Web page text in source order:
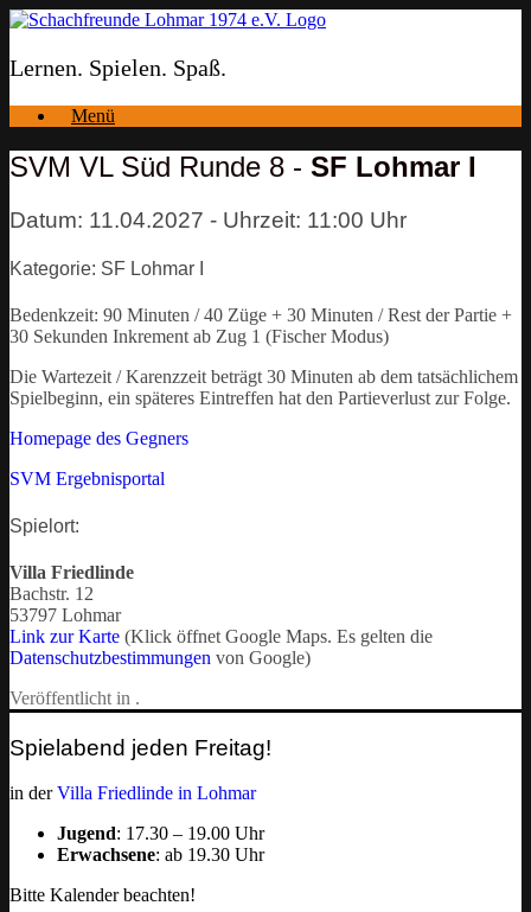
Zum
springen
Lernen. Spielen. Spaß.
Menü
SVM VL Süd Runde 8 - SF Lohmar I
Datum: 11.04.2027 - Uhrzeit: 11:00 Uhr
Kategorie: SF Lohmar I
Bedenkzeit: 90 Minuten / 40 Züge + 30 Minuten / Rest der Partie +
30 Sekunden Inkrement ab Zug 1 (Fischer Modus)
Die Wartezeit / Karenzzeit beträgt 30 Minuten ab dem tatsächlichem
Spielbeginn, ein späteres Eintreffen hat den Partieverlust zur Folge.
Homepage des Gegners
SVM Ergebnisportal
Spielort:
Villa Friedlinde
Bachstr. 12
53797 Lohmar
Link zur Karte (Klick öffnet Google Maps. Es gelten die
Datenschutzbestimmungen von Google)
Veröffentlicht in .
Spielabend jeden Freitag!
in derVilla Friedlinde in Lohmar
Jugend: 17.30 – 19.00 Uhr
Erwachsene: ab 19.30 Uhr
Bitte Kalender beachten!